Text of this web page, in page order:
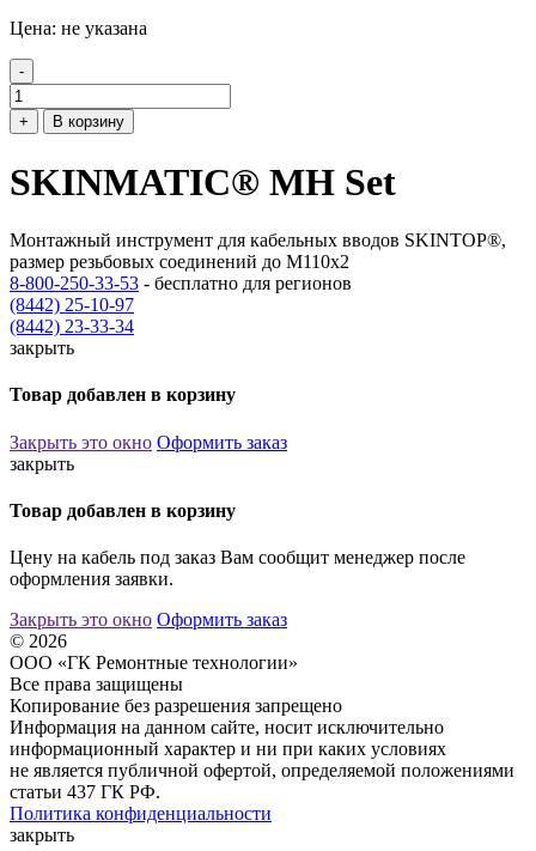
Цена: не указана
-
+ В корзину
SKINMATIC® MH Set
Монтажный инструмент для кабельных вводов SKINTOP®,
размер резьбовых соединений до M110x2
8-800-250-33-53 - бесплатно для регионов
(8442) 25-10-97
(8442) 23-33-34
закрыть
Товар добавлен в корзину
Закрыть это окно Оформить заказ
закрыть
Товар добавлен в корзину
Цену на кабель под заказ Вам сообщит менеджер после
оформления заявки.
Закрыть это окно Оформить заказ
© 2026
ООО «ГК Ремонтные технологии»
Все права защищены
Копирование без разрешения запрещено
Информация на данном сайте, носит исключительно
информационный характер и ни при каких условиях
не является публичной офертой, определяемой положениями
статьи 437 ГК РФ.
Политика конфиденциальности
закрыть